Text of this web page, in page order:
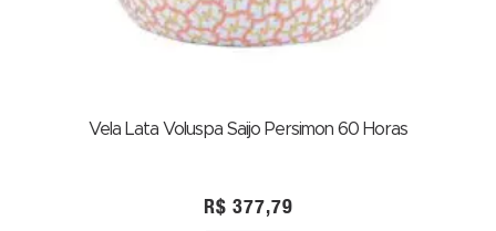
Vela Lata Voluspa Saijo Persimon 60 Horas
R$ 377,79